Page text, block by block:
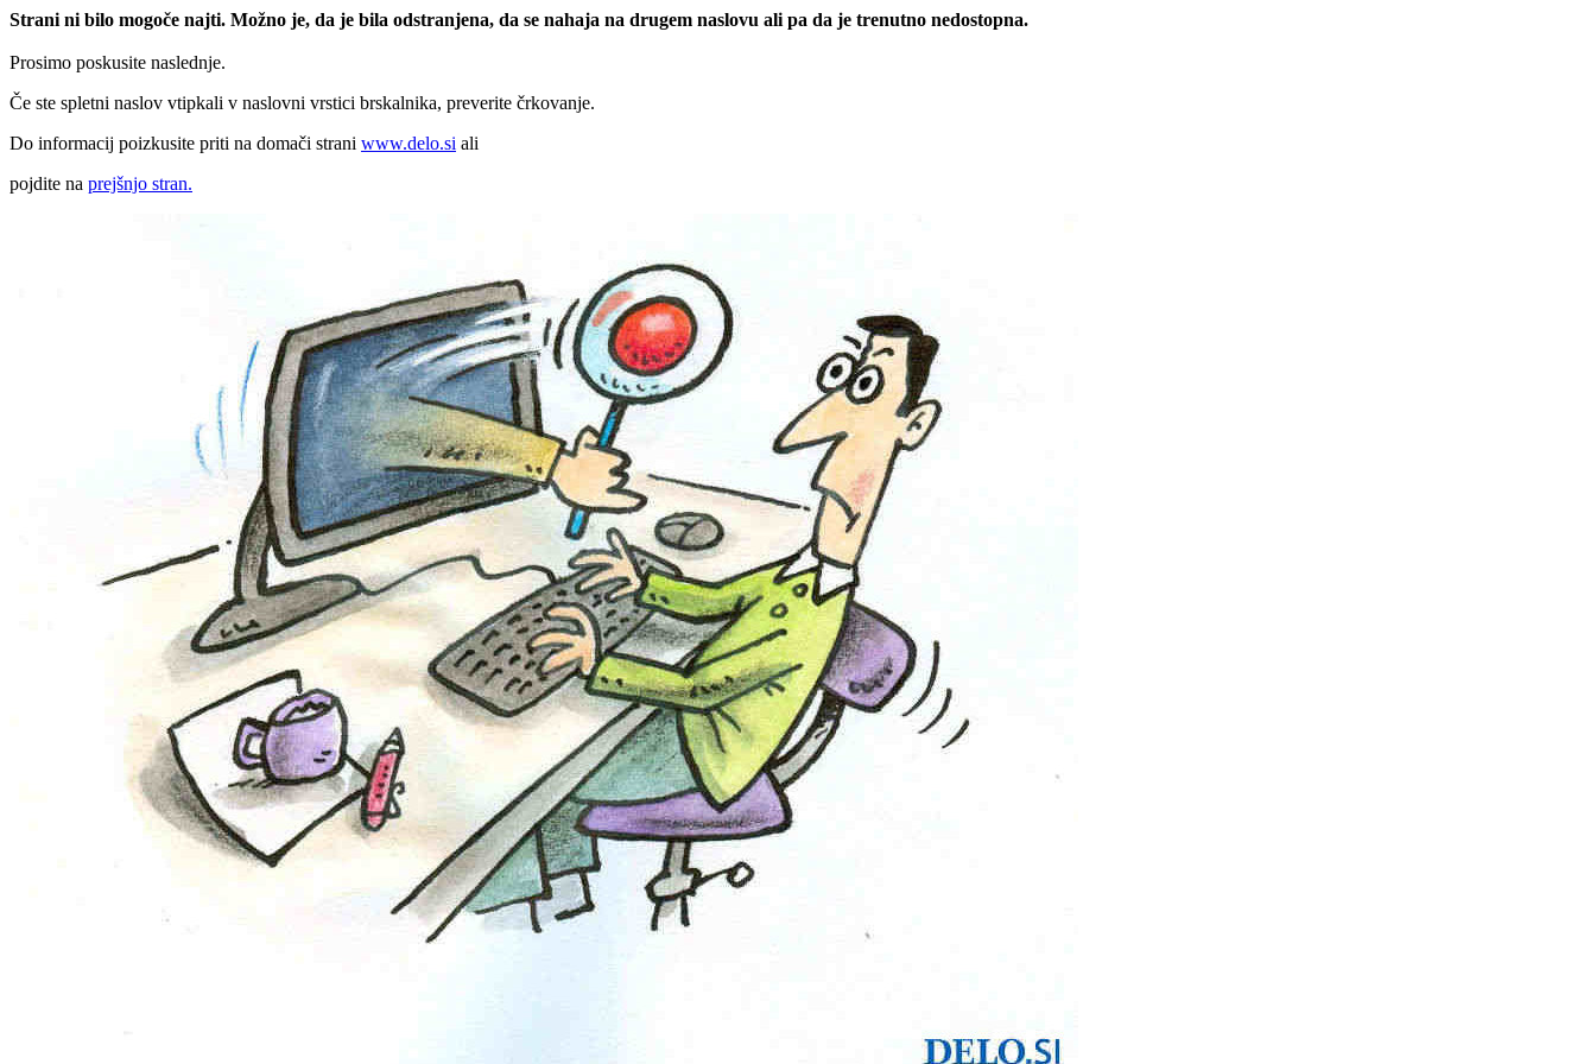
Strani ni bilo mogoče najti. Možno je, da je bila odstranjena, da se nahaja na drugem naslovu ali pa da je trenutno nedostopna.
Prosimo poskusite naslednje.
Če ste spletni naslov vtipkali v naslovni vrstici brskalnika, preverite črkovanje.
Do informacij poizkusite priti na domači strani www.delo.si ali
pojdite na prejšnjo stran.